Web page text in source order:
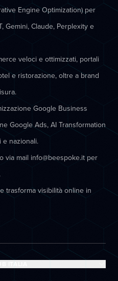
Engine Optimization) per
Gemini, Claude, Perplexity e
veloci e ottimizzati, portali
e ristorazione, oltre a brand
Google Business
Google Ads, AI Transformation
e nazionali.
via mail info@beespoke.it per
trasforma visibilità online in